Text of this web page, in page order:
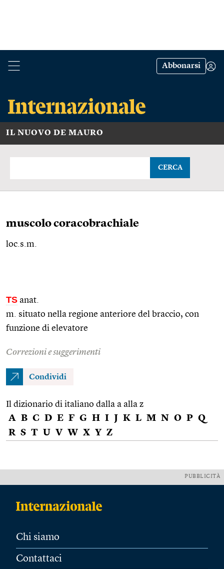
Abbonarsi
IL NUOVO DE MAURO
CERCA
muscolo coracobrachiale
loc.s.m.
TS anat.
m. situato nella regione anteriore del braccio, con
funzione di elevatore
Correzioni e suggerimenti
Condividi
Il dizionario di italiano dalla a alla z
A B C D E F G H I J K L M N O P Q
R S T U V W X Y Z
PUBBLICITÀ
Chi siamo
Contattaci